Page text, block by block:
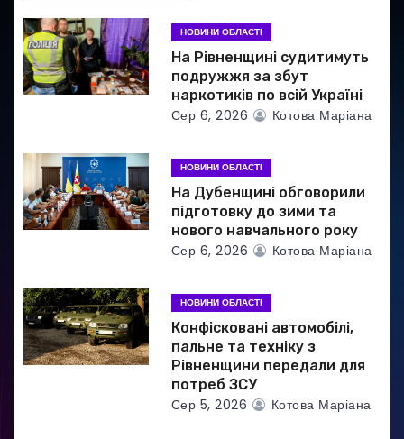
п
и
с
в
НОВИНИ ОБЛАСТІ
На Рівненщині судитимуть
подружжя за збут
наркотиків по всій Україні
Сер 6, 2026 Котова Маріана
НОВИНИ ОБЛАСТІ
На Дубенщині обговорили
підготовку до зими та
нового навчального року
Сер 6, 2026 Котова Маріана
НОВИНИ ОБЛАСТІ
Конфісковані автомобілі,
пальне та техніку з
Рівненщини передали для
потреб ЗСУ
Сер 5, 2026 Котова Маріана